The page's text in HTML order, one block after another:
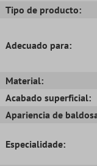
Tipo de producto:
Adecuado para:
Material:
Acabado superficial:
Apariencia de
Especialidade: